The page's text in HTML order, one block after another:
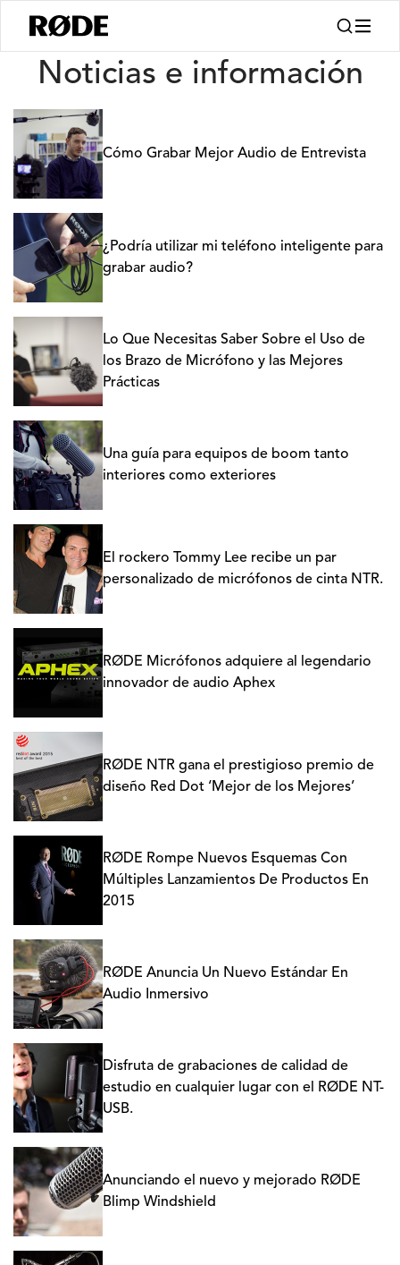
Noticias
Noticias e información
Cómo Grabar Mejor Audio de Entrevista
¿Podría utilizar mi teléfono inteligente para
grabar audio?
Lo Que Necesitas Saber Sobre el Uso de
los Brazo de Micrófono y las Mejores
Prácticas
Una guía para equipos de boom tanto
interiores como exteriores
El rockero Tommy Lee recibe un par
personalizado de micrófonos de cinta NTR.
RØDE Micrófonos adquiere al legendario
innovador de audio Aphex
RØDE NTR gana el prestigioso premio de
diseño Red Dot ‘Mejor de los Mejores’
RØDE Rompe Nuevos Esquemas Con
Múltiples Lanzamientos De Productos En
2015
RØDE Anuncia Un Nuevo Estándar En
Audio Inmersivo
Disfruta de grabaciones de calidad de
estudio en cualquier lugar con el RØDE NT-
USB.
Anunciando el nuevo y mejorado RØDE
Blimp Windshield